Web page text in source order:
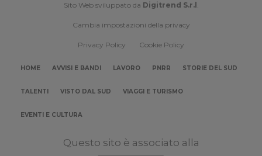
Sito Web sviluppato da Digitrend S.r.l .
Cambia impostazioni della privacy
Privacy Policy Cookie Policy
HOME AVVISI E BANDI LAVORO PNRR STORIE DEL SUD
TALENTI VISTO DAL SUD VIAGGI E TURISMO
EVENTI E CULTURA
Questo sito è associato alla